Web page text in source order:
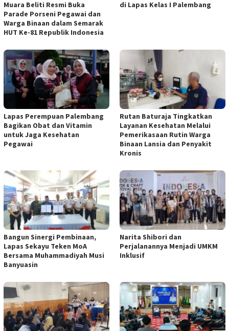
Muara Beliti Resmi Buka
Parade Porseni Pegawai dan
Warga Binaan dalam Semarak
HUT Ke-81 Republik Indonesia
di Lapas Kelas I Palembang
Lapas Perempuan Palembang
Bagikan Obat dan Vitamin
untuk Jaga Kesehatan
Pegawai
Rutan Baturaja Tingkatkan
Layanan Kesehatan Melalui
Pemerikasaan Rutin Warga
Binaan Lansia dan Penyakit
Kronis
Bangun Sinergi Pembinaan,
Lapas Sekayu Teken MoA
Bersama Muhammadiyah Musi
Banyuasin
Narita Shibori dan
Perjalanannya Menjadi UMKM
Inklusif